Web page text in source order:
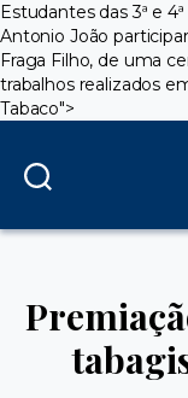
Estudantes das 3ª e
Antonio João
Fraga Filho, de uma
trabalhos realizados
Tabaco">